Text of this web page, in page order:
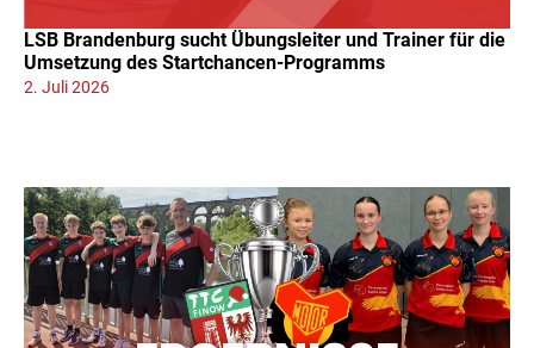
LSB Brandenburg sucht Übungsleiter und Trainer für die
Umsetzung des Startchancen-Programms
2. Juli 2026